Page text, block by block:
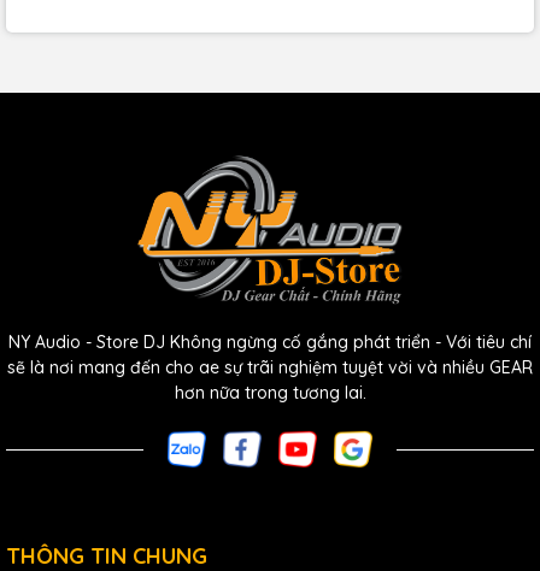
3. Thời Lượng Pin Ấn Tượng
Thời lượng pin luôn là mối quan tâm đối với các
không dây
Shure ULXD2/B58 giải quyết vấn đề này một
cách xuất sắc với khả năng hoạt động liên tục lên đến 11
giờ chỉ với pin sạcShure SB900A. Điều này giúp người dùng
yên tâm sử dụng trong suốt các buổi biểu diễn kéo dài mà
không lo ngại về việc thay pin giữa chừng.
NY Audio - Store DJ Không ngừng cố gắng phát triển - Với tiêu chí
sẽ là nơi mang đến cho ae sự trãi nghiệm tuyệt vời và nhiều GEAR
hơn nữa trong tương lai.
THÔNG TIN CHUNG